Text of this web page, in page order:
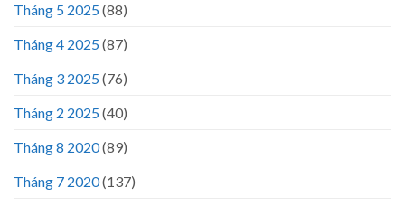
Tháng 5 2025(88)
Tháng 4 2025(87)
Tháng 3 2025(76)
Tháng 2 2025(40)
Tháng 8 2020(89)
Tháng 7 2020(137)